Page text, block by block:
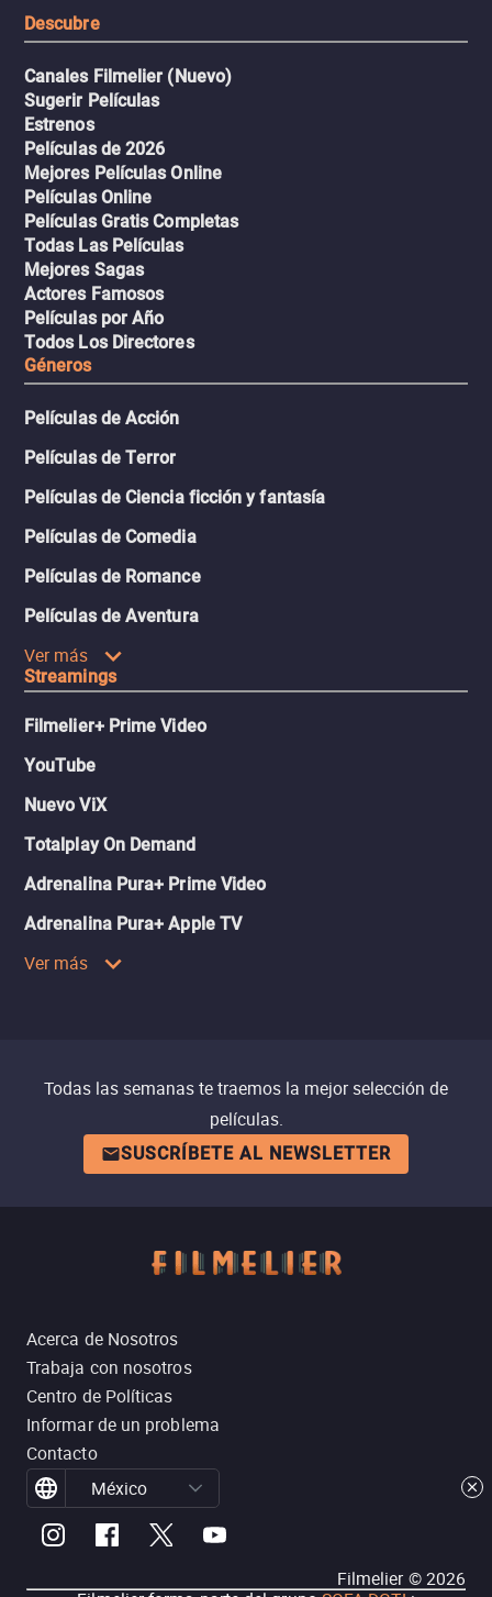
Descubre
Canales Filmelier (Nuevo)
Sugerir Películas
Estrenos
Películas de 2026
Mejores Películas Online
Películas Online
Películas Gratis Completas
Todas Las Películas
Mejores Sagas
Actores Famosos
Películas por Año
Todos Los Directores
Géneros
Películas de Acción
Películas de Terror
Películas de Ciencia ficción y fantasía
Películas de Comedia
Películas de Romance
Películas de Aventura
Ver más
Streamings
Filmelier+ Prime Video
YouTube
Nuevo ViX
Totalplay On Demand
Adrenalina Pura+ Prime Video
Adrenalina Pura+ Apple TV
Ver más
Todas las semanas te traemos la mejor selección de
películas.
SUSCRÍBETE AL NEWSLETTER
Acerca de Nosotros
Trabaja con nosotros
Centro de Políticas
Informar de un problema
Contacto
México
Filmelier ©2026